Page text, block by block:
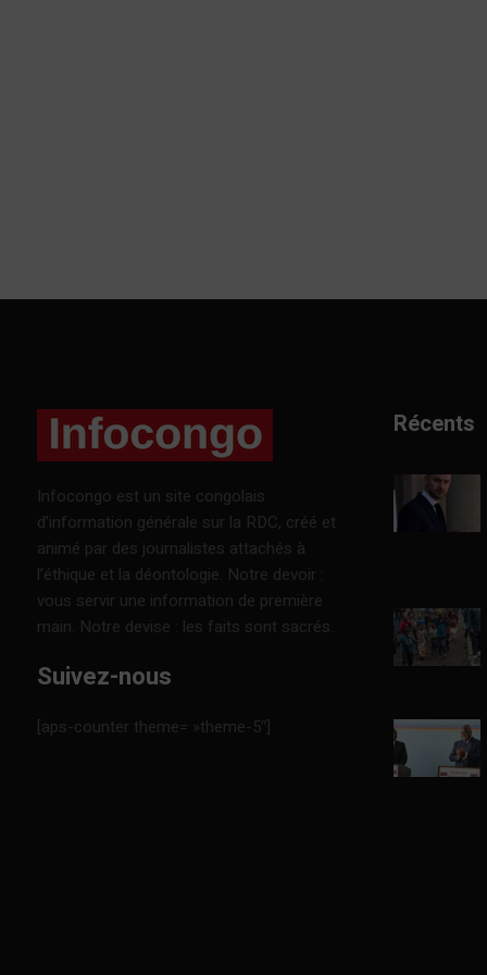
Infocongo est un site congolais
d’information générale sur la RDC, créé et
animé par des journalistes attachés à
l’éthique et la déontologie. Notre devoir :
vous servir une information de première
main. Notre devise : les faits sont sacrés.
Suivez-nous
[aps-counter theme= »theme-5″]
Récents